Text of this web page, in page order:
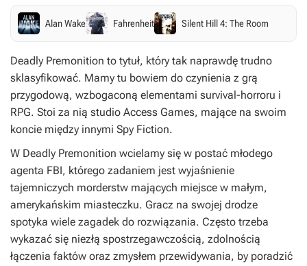
Alan Wake Fahrenheit Silent Hill 4: The Room
Deadly Premonition to tytuł, który tak naprawdę trudno
sklasyfikować. Mamy tu bowiem do czynienia z grą
przygodową, wzbogaconą elementami survival-horroru i
RPG. Stoi za nią studio Access Games, mające na swoim
koncie między innymi Spy Fiction.
W Deadly Premonition wcielamy się w postać młodego
agenta FBI, którego zadaniem jest wyjaśnienie
tajemniczych morderstw mających miejsce w małym,
amerykańskim miasteczku. Gracz na swojej drodze
spotyka wiele zagadek do rozwiązania. Często trzeba
wykazać się niezłą spostrzegawczością, zdolnością
łączenia faktów oraz zmysłem przewidywania, by poradzić